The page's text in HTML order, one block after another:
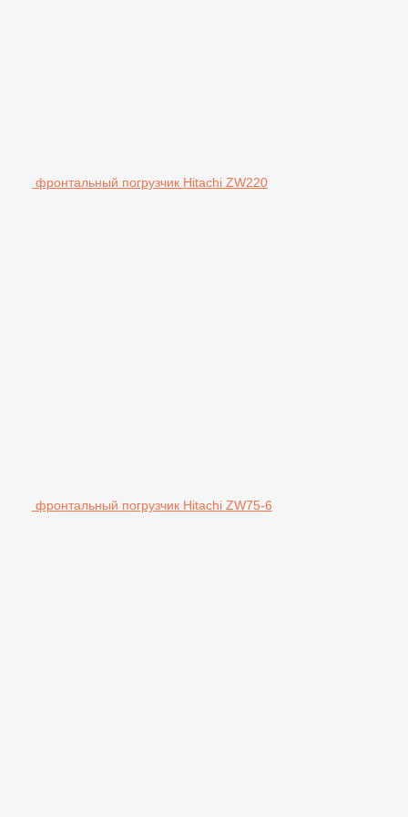
фронтальный погрузчик Hitachi ZW220
фронтальный погрузчик Hitachi ZW75-6